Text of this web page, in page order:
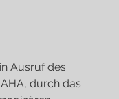
durch das